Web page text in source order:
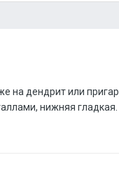
на дендрит или
нижняя гладкая.